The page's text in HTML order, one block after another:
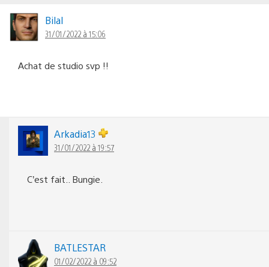
Bilal
31/01/2022 à 15:06
Achat de studio svp !!
Arkadia13
31/01/2022 à 19:57
C’est fait.. Bungie.
BATLESTAR
01/02/2022 à 09:52